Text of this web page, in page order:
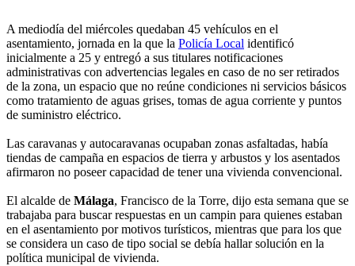
A mediodía del miércoles quedaban 45 vehículos en el
asentamiento, jornada en la que la Policía Local identificó
inicialmente a 25 y entregó a sus titulares notificaciones
administrativas con advertencias legales en caso de no ser retirados
de la zona, un espacio que no reúne condiciones ni servicios básicos
como tratamiento de aguas grises, tomas de agua corriente y puntos
de suministro eléctrico.
Las caravanas y autocaravanas ocupaban zonas asfaltadas, había
tiendas de campaña en espacios de tierra y arbustos y los asentados
afirmaron no poseer capacidad de tener una vivienda convencional.
El alcalde de Málaga, Francisco de la Torre, dijo esta semana que se
trabajaba para buscar respuestas en un campin para quienes estaban
en el asentamiento por motivos turísticos, mientras que para los que
se considera un caso de tipo social se debía hallar solución en la
política municipal de vivienda.